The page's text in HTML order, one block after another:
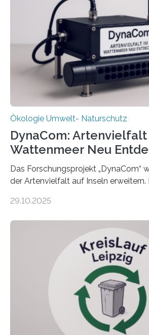
Ökologie Umwelt- Naturschutz
DynaCom: Artenvielfalt
Wattenmeer Neu
Das Forschungsprojekt „DynaCom“
der Artenvielfalt auf Inseln erweitern.
Beobachtungen im Wattenmeer ist
Oldenburg befassen sich
Ökosystem gedeiht – und wie sich
verlässlich prognostizieren lässt.
„DynaCom“: Die Deutsche
(DFG) fördert das Anfang 2019
Forschungsprojekt an der Universität
zwei weitere Jahre mit rund 1,2
freuen uns sehr über…
29.10.2025